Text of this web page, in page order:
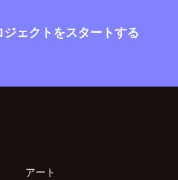
ェクトをスタートする
アート